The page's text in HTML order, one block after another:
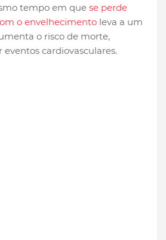
tempo em que se perde
o envelhecimento leva a um
o risco de morte,
cardiovasculares.